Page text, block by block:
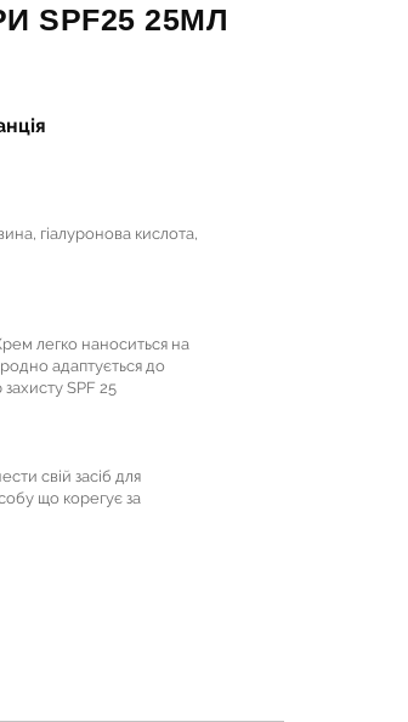
SPF25 25МЛ
гіалуронова кислота,
легко наноситься на
адаптується до
SPF 25
свій засіб для
що корегує за